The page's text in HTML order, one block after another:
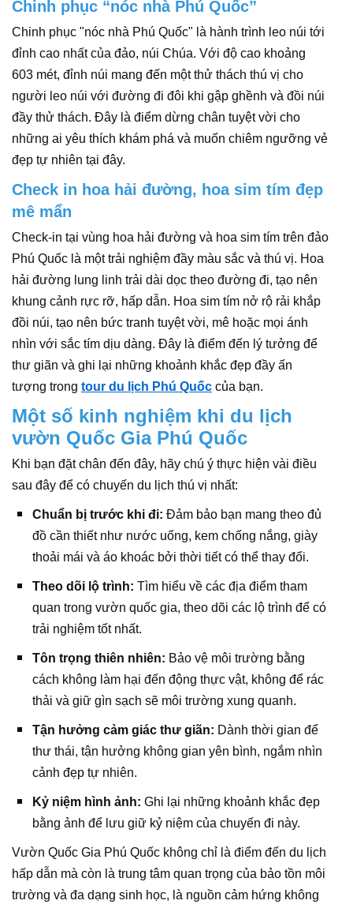
Chinh phục “nóc nhà Phú Quốc”
Chinh phục "nóc nhà Phú Quốc" là hành trình leo núi tới
đỉnh cao nhất của đảo, núi Chúa. Với độ cao khoảng
603 mét, đỉnh núi mang đến một thử thách thú vị cho
người leo núi với đường đi đôi khi gập ghềnh và đồi núi
đầy thử thách. Đây là điểm dừng chân tuyệt vời cho
những ai yêu thích khám phá và muốn chiêm ngưỡng vẻ
đẹp tự nhiên tại đây.
Check in hoa hải đường, hoa sim tím đẹp
mê mẩn
Check-in tại vùng hoa hải đường và hoa sim tím trên đảo
Phú Quốc là một trải nghiệm đầy màu sắc và thú vị. Hoa
hải đường lung linh trải dài dọc theo đường đi, tạo nên
khung cảnh rực rỡ, hấp dẫn. Hoa sim tím nở rộ rải khắp
đồi núi, tạo nên bức tranh tuyệt vời, mê hoặc mọi ánh
nhìn với sắc tím dịu dàng. Đây là điểm đến lý tưởng để
thư giãn và ghi lại những khoảnh khắc đẹp đầy ấn
tượng trong tour du lịch Phú Quốc của bạn.
Một số kinh nghiệm khi du lịch
vườn Quốc Gia Phú Quốc
Khi bạn đặt chân đến đây, hãy chú ý thực hiện vài điều
sau đây để có chuyến du lịch thú vị nhất:
Chuẩn bị trước khi đi: Đảm bảo bạn mang theo đủ
đồ cần thiết như nước uống, kem chống nắng, giày
thoải mái và áo khoác bởi thời tiết có thể thay đổi.
Theo dõi lộ trình: Tìm hiểu về các địa điểm tham
quan trong vườn quốc gia, theo dõi các lộ trình để có
trải nghiệm tốt nhất.
Tôn trọng thiên nhiên: Bảo vệ môi trường bằng
cách không làm hại đến động thực vật, không để rác
thải và giữ gìn sạch sẽ môi trường xung quanh.
Tận hưởng cảm giác thư giãn: Dành thời gian để
thư thái, tận hưởng không gian yên bình, ngắm nhìn
cảnh đẹp tự nhiên.
Kỷ niệm hình ảnh: Ghi lại những khoảnh khắc đẹp
bằng ảnh để lưu giữ kỷ niệm của chuyến đi này.
Vườn Quốc Gia Phú Quốc không chỉ là điểm đến du lịch
hấp dẫn mà còn là trung tâm quan trọng của bảo tồn môi
trường và đa dạng sinh học, là nguồn cảm hứng không